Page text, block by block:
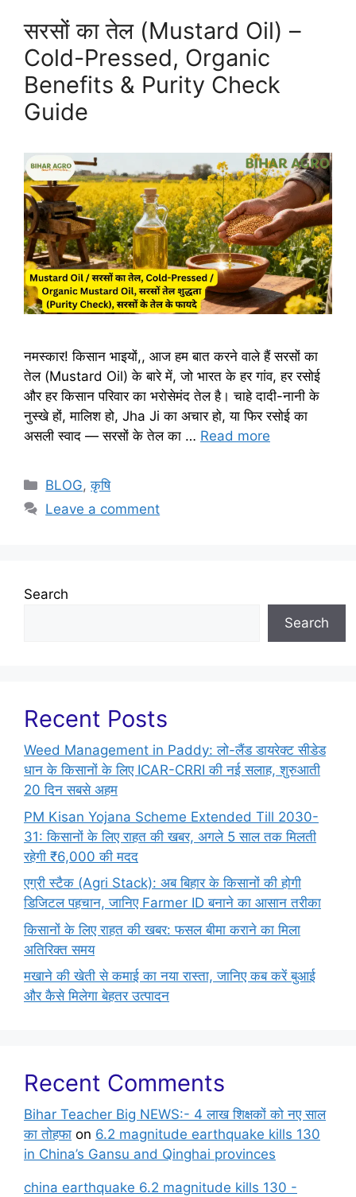
सरसों का तेल (Mustard Oil) –
Cold-Pressed, Organic
Benefits & Purity Check
Guide
नमस्कार! किसान भाइयों,, आज हम बात करने वाले हैं सरसों का
तेल (Mustard Oil) के बारे में, जो भारत के हर गांव, हर रसोई
और हर किसान परिवार का भरोसेमंद तेल है। चाहे दादी-नानी के
नुस्खे हों, मालिश हो, Jha Ji का अचार हो, या फिर रसोई का
असली स्वाद — सरसों के तेल का … Read more
BLOG,कृषि
Leave a comment
Search
Search
Recent Posts
Weed Management in Paddy: लो-लैंड डायरेक्ट सीडेड
धान के किसानों के लिए ICAR-CRRI की नई सलाह, शुरुआती
20 दिन सबसे अहम
PM Kisan Yojana Scheme Extended Till 2030-
31: किसानों के लिए राहत की खबर, अगले 5 साल तक मिलती
रहेगी ₹6,000 की मदद
एग्री स्टैक (Agri Stack): अब बिहार के किसानों की होगी
डिजिटल पहचान, जानिए Farmer ID बनाने का आसान तरीका
किसानों के लिए राहत की खबर: फसल बीमा कराने का मिला
अतिरिक्त समय
मखाने की खेती से कमाई का नया रास्ता, जानिए कब करें बुआई
और कैसे मिलेगा बेहतर उत्पादन
Recent Comments
Bihar Teacher Big NEWS:- 4 लाख शिक्षकों को नए साल
का तोहफा on 6.2 magnitude earthquake kills 130
in China’s Gansu and Qinghai provinces
china earthquake 6.2 magnitude kills 130 -